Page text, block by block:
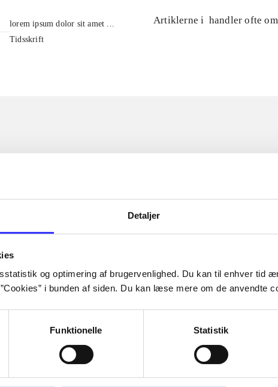
Detaljer
og optimering af brugervenlighed. Du kan til enhver tid
i bunden af siden. Du kan læse mere om de anvendte
Funktionelle Statistik
lorem ipsum dolor sit amet ...
Tidsskrift
Artiklerne i handler ofte om